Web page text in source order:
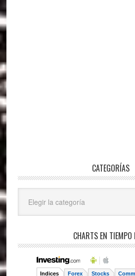
CATEGORÍAS
CHARTS EN TIEMPO